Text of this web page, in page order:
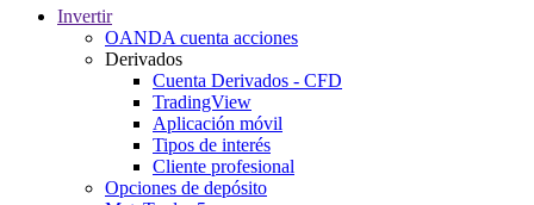
Invertir
OANDA cuenta acciones
Derivados
Cuenta Derivados - CFD
TradingView
Aplicación móvil
Tipos de interés
Cliente profesional
Opciones de depósito